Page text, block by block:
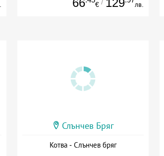
€ лв.
Слънчев Бряг
Котва - Слънчев бряг